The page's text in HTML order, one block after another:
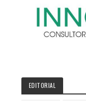
EDITORIAL